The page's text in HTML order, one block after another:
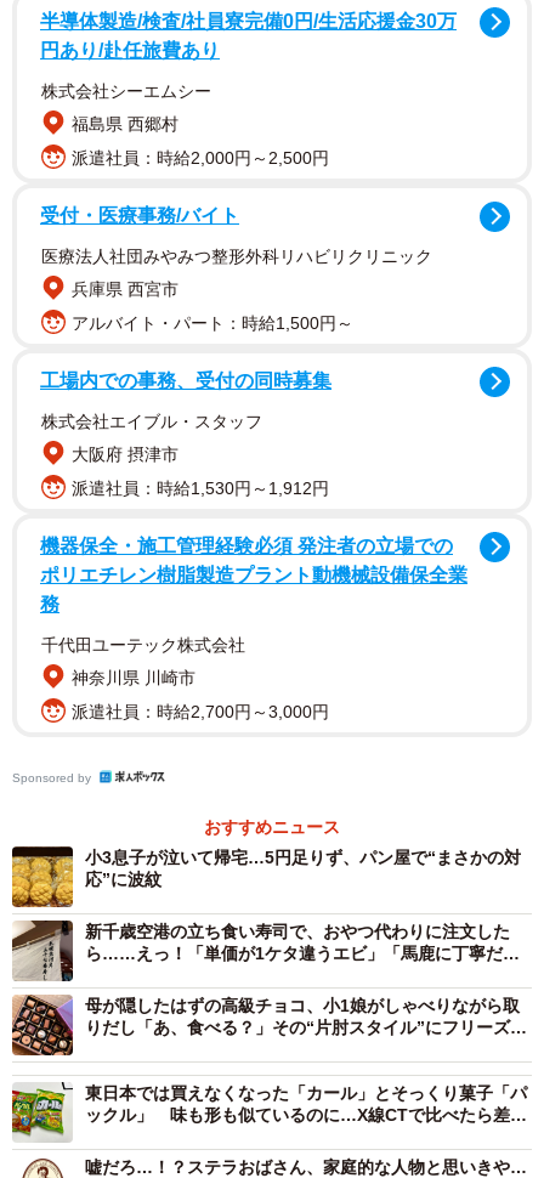
「懐かしい！」宇都宮の田舎で愛された、初夏限定の素朴な味わい
チューチュー梅とは、生タケノコを調理する際に出る皮を
皮で梅干しを包み、その角から「チューチュー」と吸うよ
うにして楽しむのが特徴で、梅がなぜか甘くまろやかに変
化し、竹の皮の爽やかな香りとともに、少しずつ味わうこ
とができる。この不思議なおやつについて、自身の体験を
投稿した 「キビと月の畑」さん
話を聞いた。
半導体製造/検査/社員寮完備0円/生活応援金30万
円あり/赴任旅費あり
株式会社シーエムシー
福島県 西郷村
派遣社員：時給2,000円～2,500円
受付・医療事務/バイト
医療法人社団みやみつ整形外科リハビリクリニック
兵庫県 西宮市
アルバイト・パート：時給1,500円～
工場内での事務、受付の同時募集
株式会社エイブル・スタッフ
大阪府 摂津市
派遣社員：時給1,530円～1,912円
機器保全・施工管理経験必須 発注者の立場での
ポリエチレン樹脂製造プラント動機械設備保全業
務
千代田ユーテック株式会社
神奈川県 川崎市
派遣社員：時給2,700円～3,000円
Sponsored by
おすすめニュース
小3息子が泣いて帰宅…5円足りず、パン屋で“まさかの対
応”に波紋
新千歳空港の立ち食い寿司で、おやつ代わりに注文した
ら……えっ！「単価が1ケタ違うエビ」「馬鹿に丁寧だな
母が隠したはずの高級チョコ、小1娘がしゃべりながら取
りだし「あ、食べる？」その“片肘スタイル”にフリーズ
東日本では買えなくなった「カール」とそっくり菓子「パ
ックル」 味も形も似ているのに…X線CTで比べたら差が
嘘だろ…！？ステラおばさん、家庭的な人物と思いきや…